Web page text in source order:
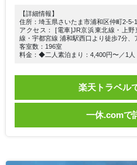
【詳細情報】
住所：埼玉県さいたま市浦和区仲町2-5-1
アクセス： [電車]JR京浜東北線・上
線・宇都宮線 浦和駅西口より徒歩7分、
客室数：196室
料金：◆二人素泊まり：4,400円〜／1人
楽天トラベル
一休.comで